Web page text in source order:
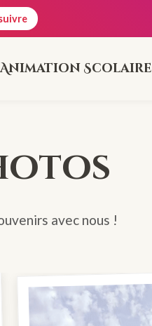
Animation Scolaire
avec nous !